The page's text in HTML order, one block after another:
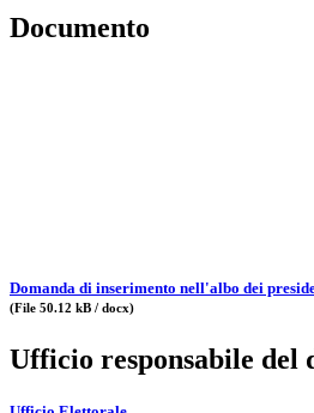
Documento
Domanda di inserimento nell'albo dei
(File 50.12 kB / docx)
Ufficio responsabile del